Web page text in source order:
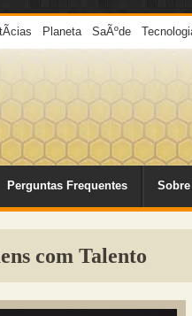
Planeta SaÃºde
Perguntas Frequentes Sobre
com Talento